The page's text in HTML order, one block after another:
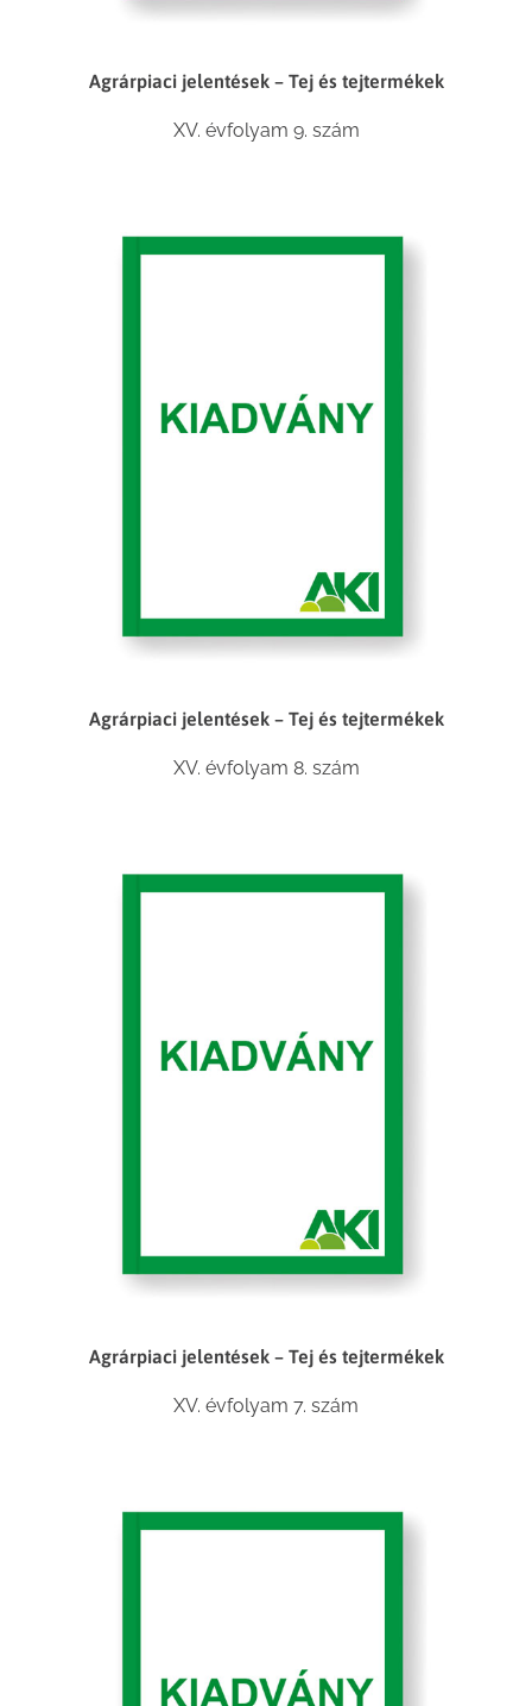
Agrárpiaci jelentések – Tej és tejtermékek
XV. évfolyam 9. szám
Agrárpiaci jelentések – Tej és tejtermékek
XV. évfolyam 8. szám
Agrárpiaci jelentések – Tej és tejtermékek
XV. évfolyam 7. szám